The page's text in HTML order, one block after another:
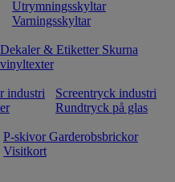
Utrymningsskyltar
Varningsskyltar
Dekaler & Etiketter Skurna
vinyltexter
industri
Screentryck industri
Rundtryck på glas
P-skivor Garderobsbrickor
Visitkort